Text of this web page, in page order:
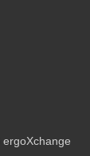
ergoXchange